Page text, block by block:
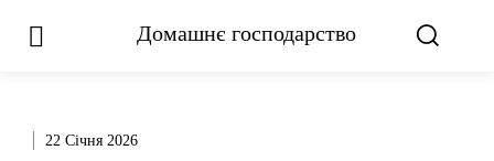
Домашнє господарство
22 Січня 2026